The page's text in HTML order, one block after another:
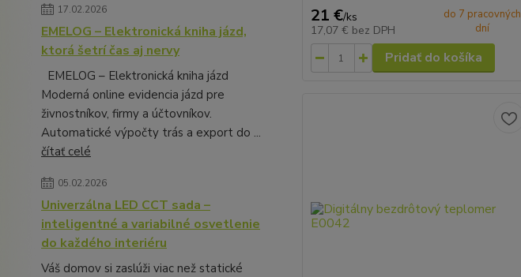
17.02.2026
EMELOG – Elektronická kniha jázd,
ktorá šetrí čas aj nervy
EMELOG – Elektronická kniha jázd
Moderná online evidencia jázd pre
živnostníkov, firmy a účtovníkov.
Automatické výpočty trás a export do ...
čítať celé
05.02.2026
Univerzálna LED CCT sada –
inteligentné a variabilné osvetlenie
do každého interiéru
Váš domov si zaslúži viac než statické
21 €/ks
17,07 € bez DPH
do 7 pracovných
dní
Pridať do košíka